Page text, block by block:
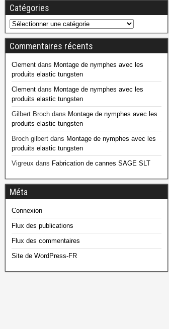
Catégories
Commentaires récents
Clement dans Montage de nymphes avec les
produits elastic tungsten
Clement dans Montage de nymphes avec les
produits elastic tungsten
Gilbert Broch dans Montage de nymphes avec les
produits elastic tungsten
Broch gilbert dans Montage de nymphes avec les
produits elastic tungsten
Vigreux dans Fabrication de cannes SAGE SLT
Méta
Connexion
Flux des publications
Flux des commentaires
Site de WordPress-FR